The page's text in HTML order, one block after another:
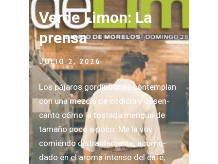
Verde Limon: La
prensa
JULIO 2, 2026
Los pája­ros gor­din­flo­nes con­tem­plan
con una mez­cla de codi­cia y desen­
canto cómo la tos­tada men­gua de
tamaño poco a poco. Me la voy
comiendo dis­traí­da­mente, aco­mo­
dado en el aroma intenso del café,